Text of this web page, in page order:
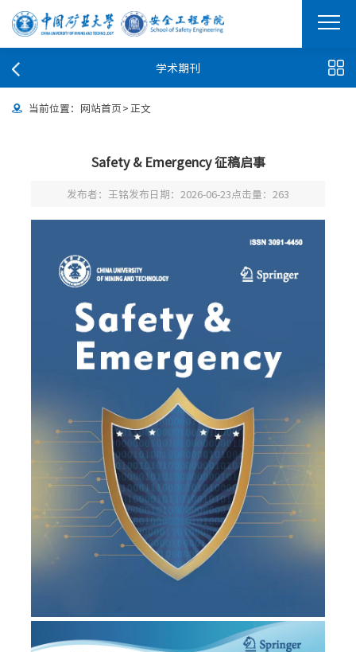
学术期刊
当前位置： 网站首页>正文
Safety & Emergency 征稿启事
发布者：王铭发布日期：2026-06-23点击量： 263